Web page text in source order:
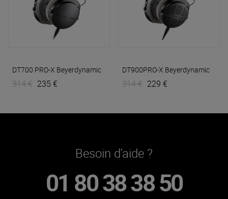
DT700 PRO-X Beyerdynamic
314 € 235 €
DT900PRO-X Beyerdynamic
314 € 229 €
Besoin d'aide ?
01 80 38 38 50